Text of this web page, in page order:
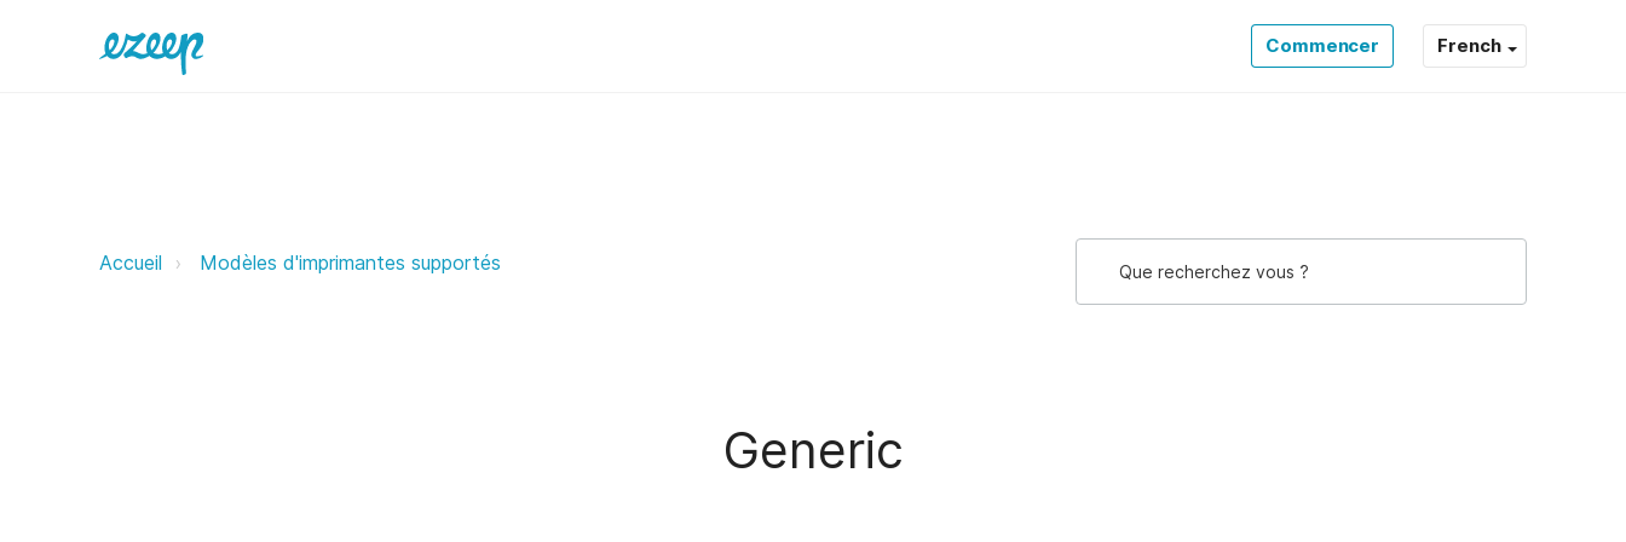
Commencer French
Generic ezeep Support Support
Accueil Modèles d'imprimantes supportés
Generic